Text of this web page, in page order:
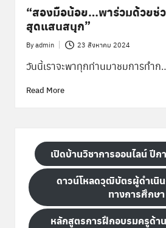
น
“สองมือน้อย…พาร่วมด้วยช่
สุดแสนสนุก”
Posted
by
Byadmin 23 สิงหาคม 2024
วันนี้เราจะพาทุกท่านมาชมการทำก
Read More
เปิดบ้านวิชาการออนไลน์ ปี
ดาวน์โหลดวุฒิบัตรผู้ดำเนิ
ทางการศึกษา
หลักสูตรการฝึกอบรมครูด้า